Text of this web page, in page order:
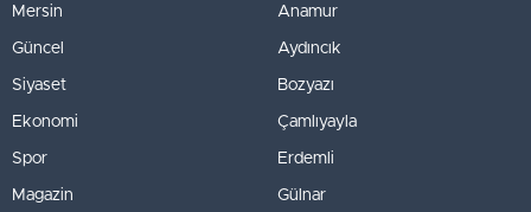
Mersin
Güncel
Siyaset
Ekonomi
Spor
Magazin
Anamur
Aydıncık
Bozyazı
Çamlıyayla
Erdemli
Gülnar